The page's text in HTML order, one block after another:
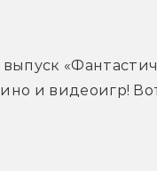
и видеоигр!